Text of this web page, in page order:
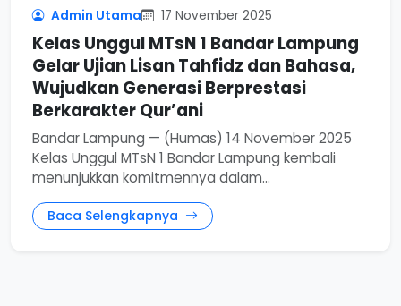
Admin Utama 17 November 2025
Kelas Unggul MTsN 1 Bandar Lampung
Gelar Ujian Lisan Tahfidz dan Bahasa,
Wujudkan Generasi Berprestasi
Berkarakter Qur’ani
Bandar Lampung — (Humas) 14 November 2025
Kelas Unggul MTsN 1 Bandar Lampung kembali
menunjukkan komitmennya dalam...
Baca Selengkapnya